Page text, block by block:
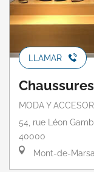
LLAMAR
MODA Y
54, rue Léon
40000
Mont-de-